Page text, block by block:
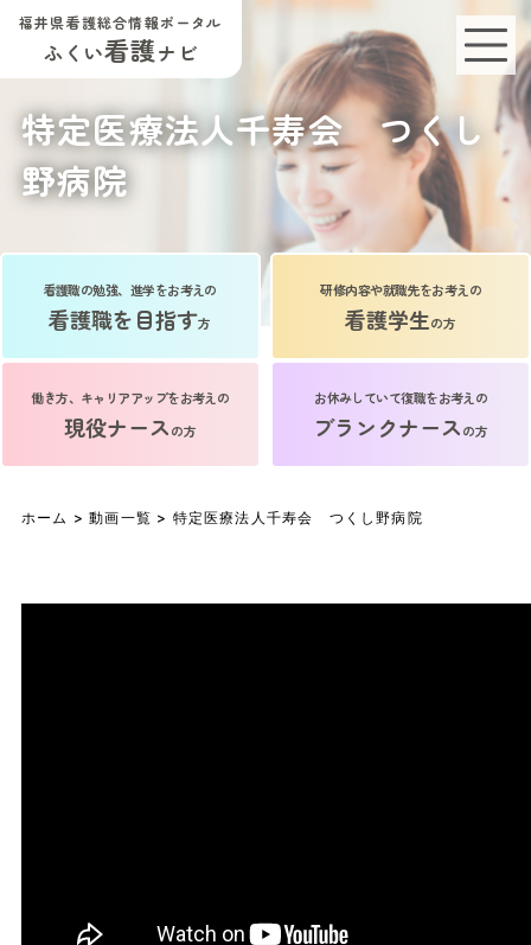
福井県看護総合情報ポータル
ふくい看護ナビ
特定医療法人千寿会 つくし
野病院
看護職の勉強、進学をお考えの
看護職を目指す方
研修内容や就職先をお考えの
看護学生の方
働き方、キャリアアップをお考えの
現役ナースの方
お休みしていて復職をお考えの
ブランクナースの方
ホーム >動画一覧 > 特定医療法人千寿会 つくし野病院